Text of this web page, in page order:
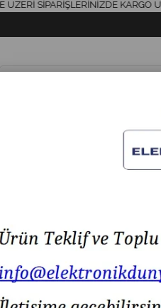
SİPARİŞLERİNİZDE KARGO
(0-1) 12mm
IC-195